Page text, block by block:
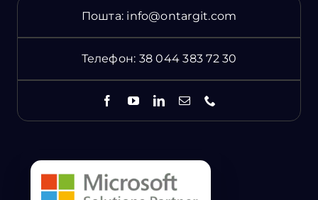
Пошта: info@ontargit.com
Телефон: 38 044 383 72 30